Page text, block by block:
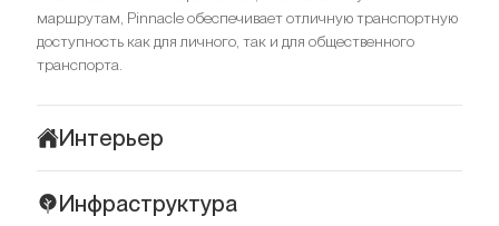
маршрутам, Pinnacle обеспечивает отличную транспортную
доступность как для личного, так и для общественного
транспорта.
Интерьер
эстетику, где главную роль играют комфорт, свет и простота
Инфраструктура